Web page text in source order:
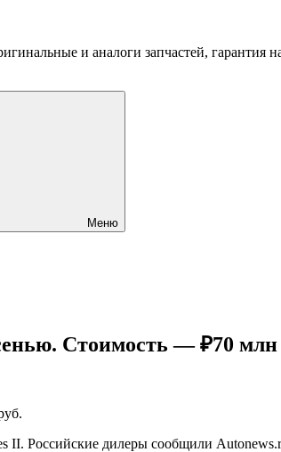
и аналоги запчастей,
Меню
Стоимость — ₽70 млн
II. Российские дилеры сообщили